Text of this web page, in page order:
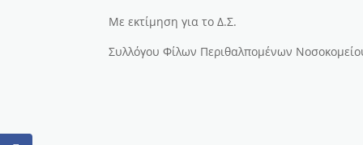
Με εκτίμηση για το Δ.Σ.
Συλλόγου Φίλων Περιθαλπομένων